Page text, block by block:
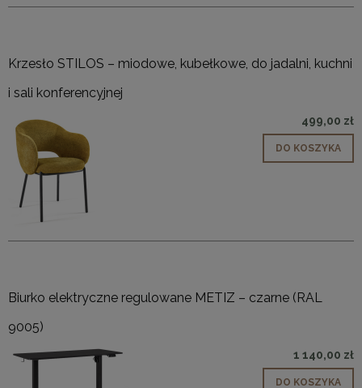
Krzesło STILOS – miodowe, kubełkowe, do jadalni, kuchni
i sali konferencyjnej
499,00 zł
DO KOSZYKA
Biurko elektryczne regulowane METIZ – czarne (RAL
9005)
1 140,00 zł
DO KOSZYKA